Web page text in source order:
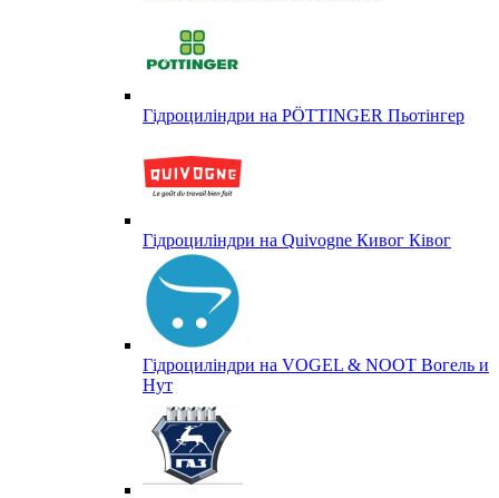
Гідроциліндри на PÖTTINGER Пьотінгер
Гідроциліндри на Quivogne Кивог Ківог
Гідроциліндри на VOGEL & NOOT Вогель и
Нут